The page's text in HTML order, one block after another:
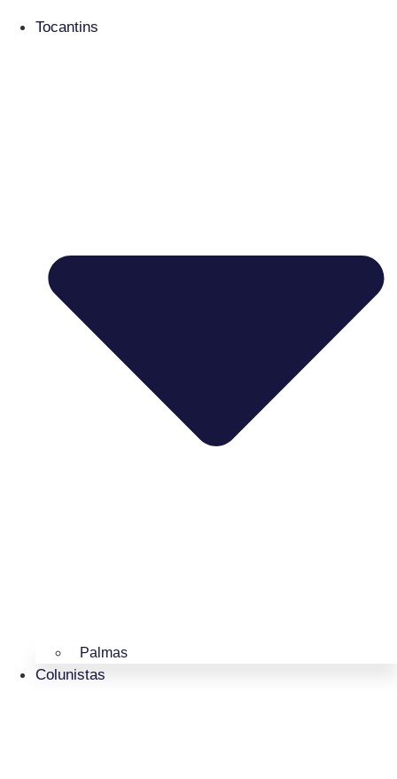
Tocantins
Palmas
Colunistas